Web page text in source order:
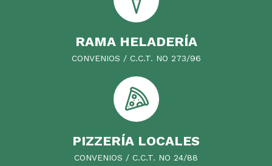
RAMA HELADERÍA
CONVENIOS / C.C.T. NO 273/96
PIZZERÍA LOCALES
CONVENIOS / C.C.T. NO 24/88